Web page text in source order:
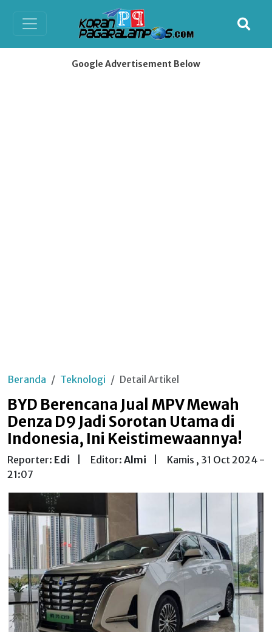
Google Advertisement Below
Beranda Teknologi Detail Artikel
BYD Berencana Jual MPV Mewah
Denza D9 Jadi Sorotan Utama di
Indonesia, Ini Keistimewaannya!
Reporter: Edi Editor: Almi
Kamis , 31 Oct 2024 -
21:07